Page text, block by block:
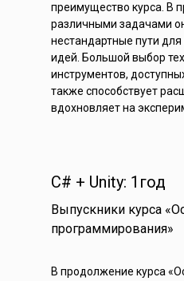
преимущество курса. В
различными задачами
нестандартные пути
идей. Большой выбор
инструментов,
также способствует
вдохновляет на
C# + Unity: 1год
Выпускники курса
программирования»
В продолжение курса